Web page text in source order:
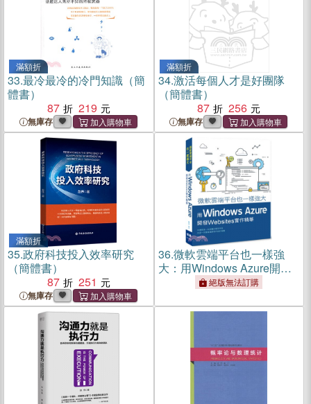
滿額折
33.最冷最冷的冷門知識（簡
體書）
87
219
無庫存
滿額折
34.激活每個人才是好團隊
（簡體書）
87
256
無庫存
滿額折
35.政府科技投入效率研究
（簡體書）
87
251
無庫存
36.微軟雲端平台也一樣強
大：用Windows Azure開發
WebSites實作精華
絕版無法訂購